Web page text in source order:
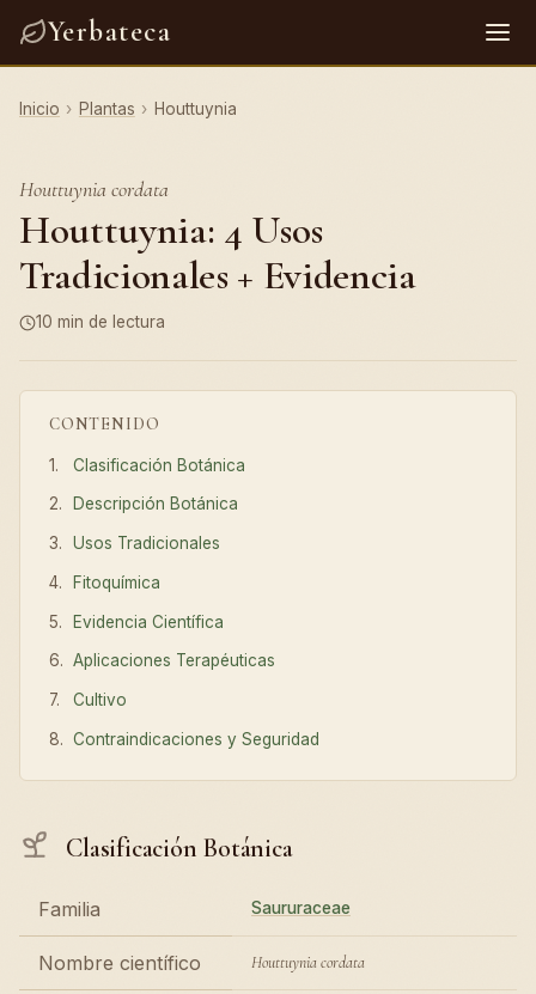
Yerbateca
Inicio › Plantas › Houttuynia
Houttuynia cordata
Houttuynia: 4 Usos
Tradicionales + Evidencia
10 min de lectura
CONTENIDO
Clasificación Botánica
Descripción Botánica
Usos Tradicionales
Fitoquímica
Evidencia Científica
Aplicaciones Terapéuticas
Cultivo
Contraindicaciones y Seguridad
Clasificación Botánica
Familia Saururaceae
Nombre científico Houttuynia cordata